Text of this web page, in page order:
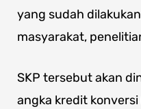
yang sudah
masyarakat,
SKP tersebut akan
angka kredit konversi